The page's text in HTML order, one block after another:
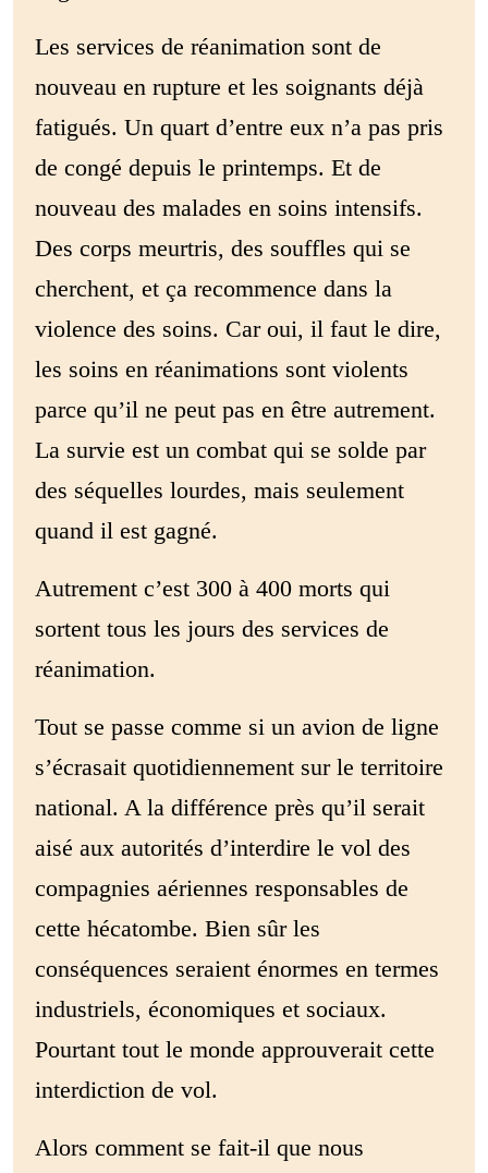
Les services de réanimation sont de
nouveau en rupture et les soignants déjà
fatigués. Un quart d’entre eux n’a pas pris
de congé depuis le printemps. Et de
nouveau des malades en soins intensifs.
Des corps meurtris, des souffles qui se
cherchent, et ça recommence dans la
violence des soins. Car oui, il faut le dire,
les soins en réanimations sont violents
parce qu’il ne peut pas en être autrement.
La survie est un combat qui se solde par
des séquelles lourdes, mais seulement
quand il est gagné.
Autrement c’est 300 à 400 morts qui
sortent tous les jours des services de
réanimation.
Tout se passe comme si un avion de ligne
s’écrasait quotidiennement sur le territoire
national. A la différence près qu’il serait
aisé aux autorités d’interdire le vol des
compagnies aériennes responsables de
cette hécatombe. Bien sûr les
conséquences seraient énormes en termes
industriels, économiques et sociaux.
Pourtant tout le monde approuverait cette
interdiction de vol.
Alors comment se fait-il que nous